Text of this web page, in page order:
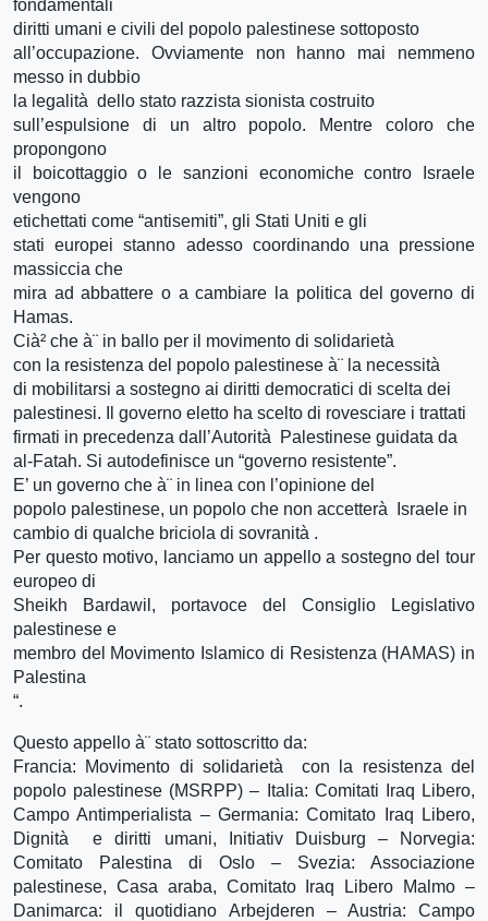
fondamentali
diritti umani e civili del popolo palestinese sottoposto
all’occupazione. Ovviamente non hanno mai nemmeno
messo in dubbio
la legalità dello stato razzista sionista costruito
sull’espulsione di un altro popolo. Mentre coloro che
propongono
il boicottaggio o le sanzioni economiche contro Israele
vengono
etichettati come “antisemiti”, gli Stati Uniti e gli
stati europei stanno adesso coordinando una pressione
massiccia che
mira ad abbattere o a cambiare la politica del governo di
Hamas.
Cià² che à¨ in ballo per il movimento di solidarietà
con la resistenza del popolo palestinese à¨ la necessità
di mobilitarsi a sostegno ai diritti democratici di scelta dei
palestinesi. Il governo eletto ha scelto di rovesciare i trattati
firmati in precedenza dall’Autorità Palestinese guidata da
al-Fatah. Si autodefinisce un “governo resistente”.
E’ un governo che à¨ in linea con l’opinione del
popolo palestinese, un popolo che non accetterà Israele in
cambio di qualche briciola di sovranità .
Per questo motivo, lanciamo un appello a sostegno del tour
europeo di
Sheikh Bardawil, portavoce del Consiglio Legislativo
palestinese e
membro del Movimento Islamico di Resistenza (HAMAS) in
Palestina
“.
Questo appello à¨ stato sottoscritto da:
Francia: Movimento di solidarietà con la resistenza del
popolo palestinese (MSRPP) – Italia: Comitati Iraq Libero,
Campo Antimperialista – Germania: Comitato Iraq Libero,
Dignità e diritti umani, Initiativ Duisburg – Norvegia:
Comitato Palestina di Oslo – Svezia: Associazione
palestinese, Casa araba, Comitato Iraq Libero Malmo –
Danimarca: il quotidiano Arbejderen – Austria: Campo